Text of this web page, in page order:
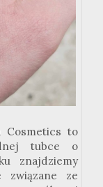
Cosmetics to
tubce o
znajdziemy
związane ze